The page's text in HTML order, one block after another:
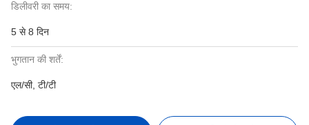
डिलीवरी का समय:
5 से 8 दिन
भुगतान की शर्तें:
एल/सी, टी/टी